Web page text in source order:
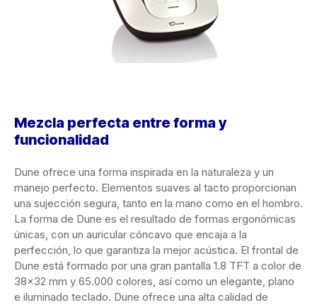
Mezcla perfecta entre forma y
funcionalidad
Dune ofrece una forma inspirada en la naturaleza y un
manejo perfecto. Elementos suaves al tacto proporcionan
una sujección segura, tanto en la mano como en el hombro.
La forma de Dune es el resultado de formas ergonómicas
únicas, con un auricular cóncavo que encaja a la
perfección, lo que garantiza la mejor acústica. El frontal de
Dune está formado por una gran pantalla 1.8 TFT a color de
38×32 mm y 65.000 colores, así como un elegante, plano
e iluminado teclado. Dune ofrece una alta calidad de